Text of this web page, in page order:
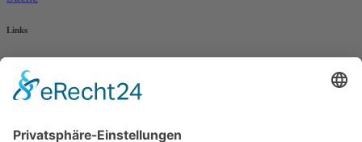
Links
AWO Jobportal
AWO Ehrenamt Portal
AWO Schulgesundheitsfachkräfte
AWO Pflegeberatung